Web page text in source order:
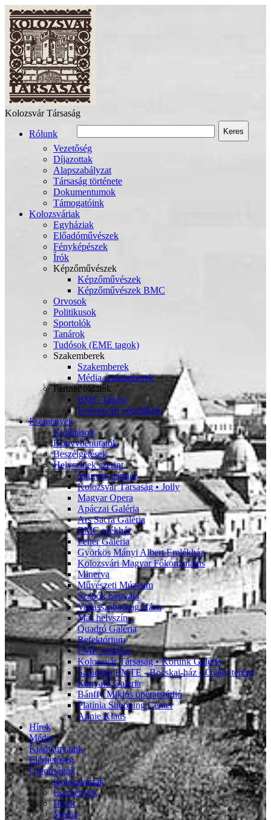
Kolozsvár Társaság
Keres
Rólunk
Vezetőség
Díjazottak
Alapszabályzat
Társaság története
Dokumentumok
Támogatóink
Kolozsváriak
Egyháziak
Előadóművészek
Fényképészek
Írók
Képzőművészek
Képzőművészek
Képzőművészek BMC
Orvosok
Politikusok
Sportolók
Tanárok
Tudósok (EME tagok)
Szakemberek
Szakemberek
Média szakemberek
Partner oldalok
BMC Tagok
Kolozsvári véndiákok
Események
Kiállítások
Könyvbenutatók
Beszélgetések
Helyszínek szerint
Magyar színház
Kolozsvár Társaság • Jolly
Magyar Opera
Apáczai Galéria
Ars Sacra Galéria
BMC székház
Fehér Galéria
Györkös Mányi Albert Emlékház
Kolozsvári Magyar Főkonzulátus
Minerva
Művészeti Múzeum
Szabók bástyája
Vallásszabadság Háza
Más helyszín...
Quadró Galéria
Refektórium
EME székház
Kolozsvár Társaság • Korunk Galéria
Sapientia EMTE - Bocskai-ház • Óváry terem
Kányafő Galéria
Bánffy Miklós operatstúdió
Platinia Shopping Center
Annie Klaus
Hírek
Média
Kiadványaink
Elérhetőség
Újdonságok
Kolozsváriak
Események
Hírek
Média